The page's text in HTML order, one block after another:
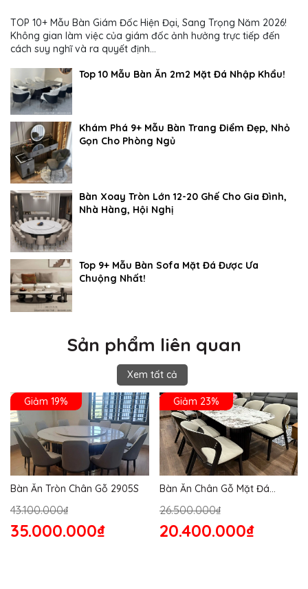
TOP 10+ Mẫu Bàn Giám Đốc Hiện Đại, Sang Trọng Năm 2026!
Không gian làm việc của giám đốc ảnh hưởng trực tiếp đến
cách suy nghĩ và ra quyết định...
Top 10 Mẫu Bàn Ăn 2m2 Mặt Đá Nhập Khẩu!
Khám Phá 9+ Mẫu Bàn Trang Điểm Đẹp, Nhỏ
Gọn Cho Phòng Ngủ
Bàn Xoay Tròn Lớn 12-20 Ghế Cho Gia Đình,
Nhà Hàng, Hội Nghị
Top 9+ Mẫu Bàn Sofa Mặt Đá Được Ưa
Chuộng Nhất!
Sản phẩm liên quan
Xem tất cả
Giảm 19%
Bàn Ăn Tròn Chân Gỗ 2905S
43.100.000₫
35.000.000₫
Giảm 23%
Bàn Ăn Chân Gỗ Mặt Đá
26.500.000₫
20.400.000₫